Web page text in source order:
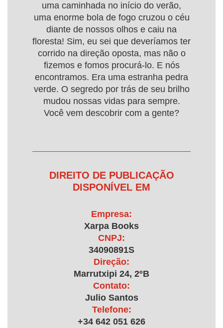
uma caminhada no início do verão,
uma enorme bola de fogo cruzou o céu
diante de nossos olhos e caiu na
floresta! Sim, eu sei que deveríamos ter
corrido na direção oposta, mas não o
fizemos e fomos procurá-lo. E nós
encontramos. Era uma estranha pedra
verde. O segredo por trás de seu brilho
mudou nossas vidas para sempre.
Você vem descobrir com a gente?
DIREITO DE PUBLICAÇÃO
DISPONÍVEL EM
Empresa:
Xarpa Books
CNPJ:
34090891S
Direção:
Marrutxipi 24, 2ºB
Contato:
Julio Santos
Telefone:
+34 642 051 626